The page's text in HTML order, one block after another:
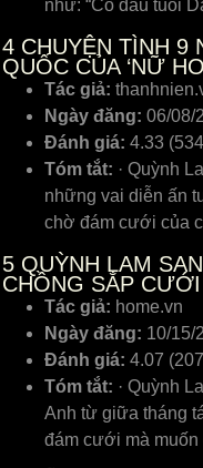
như: “Cô dâu tuổi
4 CHUYỆN TÌNH 9
QUỐC CỦA ‘NỮ
Tác giả:
Ngày đăng: 06/08/
Đánh giá: 4.33
Tóm tắt: · Quỳnh
những vai diễn ấn
chờ đám cưới của
5 QUỲNH LAM
CHỒNG SẮP
Tác giả: home.vn
Ngày đăng: 10/15/
Đánh giá: 4.07
Tóm tắt: · Quỳnh
Anh từ giữa tháng
đám cưới mà